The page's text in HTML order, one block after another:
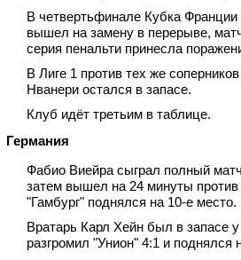
В четвертьфинале Кубка Франции
вышел на замену в перерыве,
серия пенальти принесла
В Лиге 1 против тех же
Нванери остался в запасе.
Клуб идёт третьим в таблице.
Германия
Фабио Виейра сыграл полный
затем вышел на 24 минуты
"Гамбург" поднялся на 10‑е место.
Вратарь Карл Хейн был в запасе
разгромил "Унион" 4:1 и поднялся